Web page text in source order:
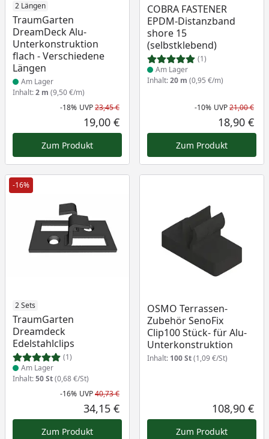
2 Längen
TraumGarten
DreamDeck Alu-
Unterkonstruktion
flach - Verschiedene
Längen
Produkt am Lager
Am Lager
Inhalt:2 m (9,50 €/m)
Rabatt in Prozent
-18%
Ursprünglicher Preis
UVP23,45 €
Aktueller Preis
19,00 €
Zum Produkt
COBRA FASTENER
EPDM-Distanzband
shore 15
(selbstklebend)
(1)
Produkt am Lager
Am Lager
Inhalt:20 m (0,95 €/m)
-10% UVP21,00 €
18,90 €
Zum Produkt
-16%
2 Sets
TraumGarten
Dreamdeck
Edelstahlclips
(1)
Produkt am Lager
Am Lager
Inhalt:50 St(0,68 €/St)
Rabatt in Prozent
-16%
Ursprünglicher Preis
UVP40,73 €
Aktueller Preis
34,15 €
Zum Produkt
OSMO Terrassen-
Zubehör SenoFix
Clip100 Stück- für Alu-
Unterkonstruktion
Inhalt: 100 St(1,09 €/St)
108,90 €
Zum Produkt